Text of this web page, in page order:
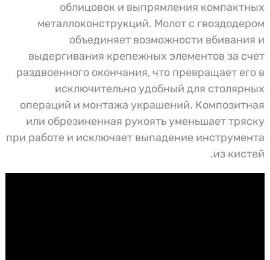
облицовок и выпрямления компактных
металлоконструкций. Молот с гвоздодером
объединяет возможности вбивания и
выдергивания крепежных элементов за счет
раздвоенного окончания, что превращает его в
исключительно удобный для столярных
операций и монтажа украшений. Композитная
или обрезиненная рукоять уменьшает тряску
при работе и исключает выпадение инструмента
из кистей.